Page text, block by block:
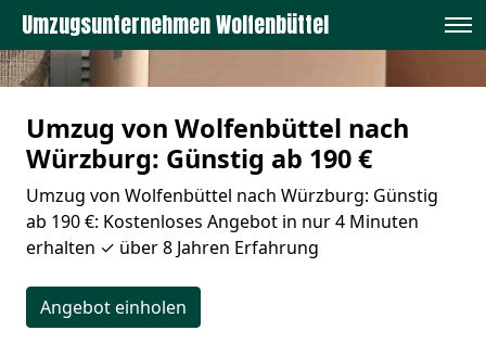
Umzugsunternehmen Wolfenbüttel
Umzug von Wolfenbüttel nach
Würzburg: Günstig ab 190 €
Umzug von Wolfenbüttel nach Würzburg: Günstig
ab 190 €: Kostenloses Angebot in nur 4 Minuten
erhalten ✓ über 8 Jahren Erfahrung
Angebot einholen